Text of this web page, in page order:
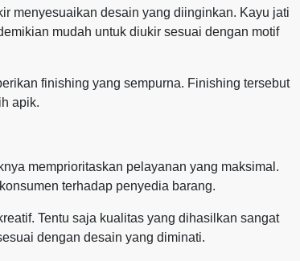
menyesuaikan desain yang diinginkan. Kayu jati
mudah untuk diukir sesuai dengan motif
finishing yang sempurna. Finishing tersebut
apik.
memprioritaskan pelayanan yang maksimal.
terhadap penyedia barang.
Tentu saja kualitas yang dihasilkan sangat
dengan desain yang diminati.